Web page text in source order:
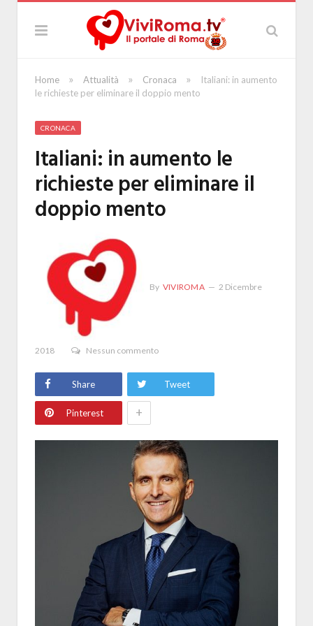
Home » Attualità » Cronaca »
Italiani: in aumento
le richieste per eliminare il doppio mento
CRONACA
Italiani: in aumento le
richieste per eliminare il
doppio mento
By VIVIROMA 2 Dicembre
2018 Nessun commento
Share Tweet
Pinterest +